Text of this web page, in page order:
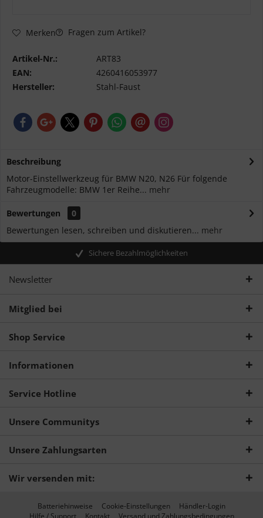
Merken Fragen zum Artikel?
Artikel-Nr.:
ART83
EAN:
4260416053977
Hersteller:
Stahl-Faust
Beschreibung
Motor-Einstellwerkzeug für BMW N20, N26 Für folgende
Fahrzeugmodelle: BMW 1er Reihe... mehr
Bewertungen
0
Bewertungen lesen, schreiben und diskutieren... mehr
Sichere Bezahlmöglichkeiten
Newsletter
Mitglied bei
Shop Service
Informationen
Service Hotline
Unsere Communitys
Unsere Zahlungsarten
Wir versenden mit:
Batteriehinweise Cookie-Einstellungen
Händler-Login
Hilfe / Support
Kontakt Versand und Zahlungsbedingungen